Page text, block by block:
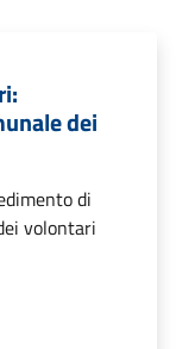
dei
di
volontari